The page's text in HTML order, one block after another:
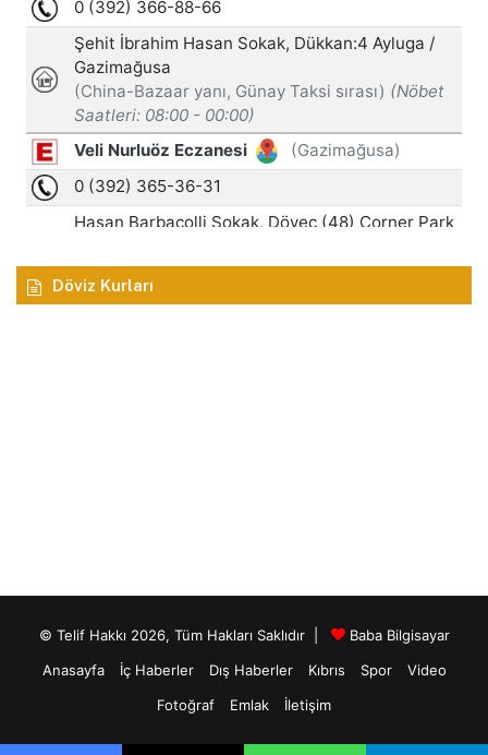
Döviz Kurları
© Telif Hakkı 2026, Tüm Hakları Saklıdır |
Baba Bilgisayar
Anasayfa
İç Haberler Dış Haberler Kıbrıs Spor
Video
Fotoğraf
Emlak İletişim